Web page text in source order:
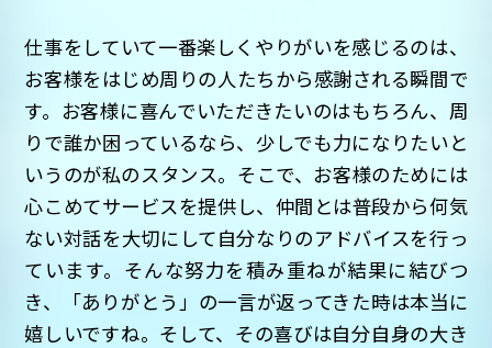
仕事をしていて一番楽しくやりがいを感じるのは、
お客様をはじめ周りの人たちから感謝される瞬間で
す。お客様に喜んでいただきたいのはもちろん、周
りで誰か困っているなら、少しでも力になりたいと
いうのが私のスタンス。そこで、お客様のためには
心こめてサービスを提供し、仲間とは普段から何気
ない対話を大切にして自分なりのアドバイスを行っ
ています。そんな努力を積み重ねが結果に結びつ
き、「ありがとう」の一言が返ってきた時は本当に
嬉しいですね。そして、その喜びは自分自身の大き